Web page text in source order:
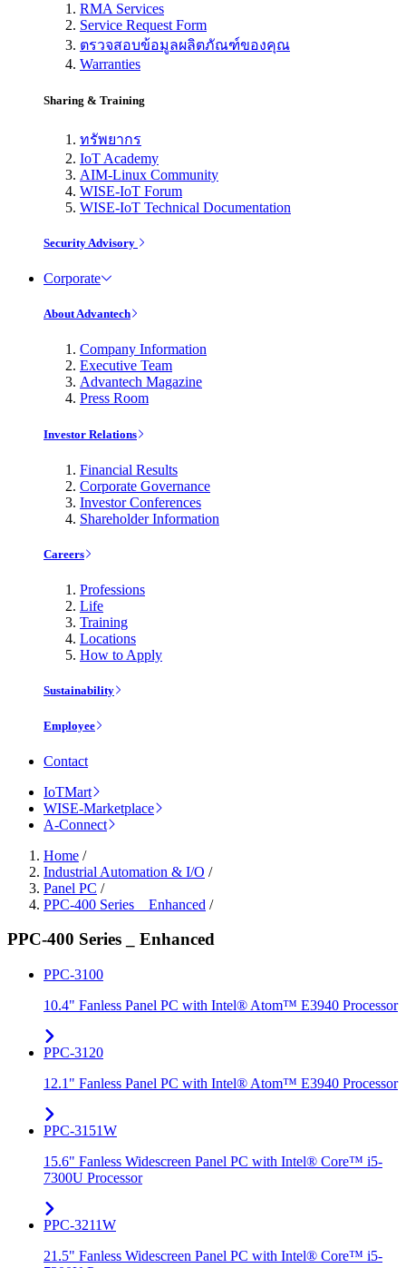
RMA Services
Service Request Form
ตรวจสอบข้อมูลผลิตภัณฑ์ของคุณ
Warranties
Sharing & Training
ทรัพยากร
IoT Academy
AIM-Linux Community
WISE-IoT Forum
WISE-IoT Technical Documentation
Security Advisory
Corporate
About Advantech
Company Information
Executive Team
Advantech Magazine
Press Room
Investor Relations
Financial Results
Corporate Governance
Investor Conferences
Shareholder Information
Careers
Professions
Life
Training
Locations
How to Apply
Sustainability
Employee
Contact
IoTMart
WISE-Marketplace
A-Connect
Home /
Industrial Automation & I/O /
Panel PC /
PPC-400 Series _ Enhanced /
PPC-400 Series _ Enhanced
PPC-3100
10.4" Fanless Panel PC with Intel® Atom™ E3940 Processor
PPC-3120
12.1" Fanless Panel PC with Intel® Atom™ E3940 Processor
PPC-3151W
15.6" Fanless Widescreen Panel PC with Intel® Core™ i5-
7300U Processor
PPC-3211W
21.5" Fanless Widescreen Panel PC with Intel® Core™ i5-